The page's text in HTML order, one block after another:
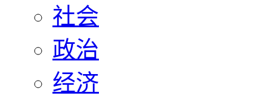
社会
政治
经济